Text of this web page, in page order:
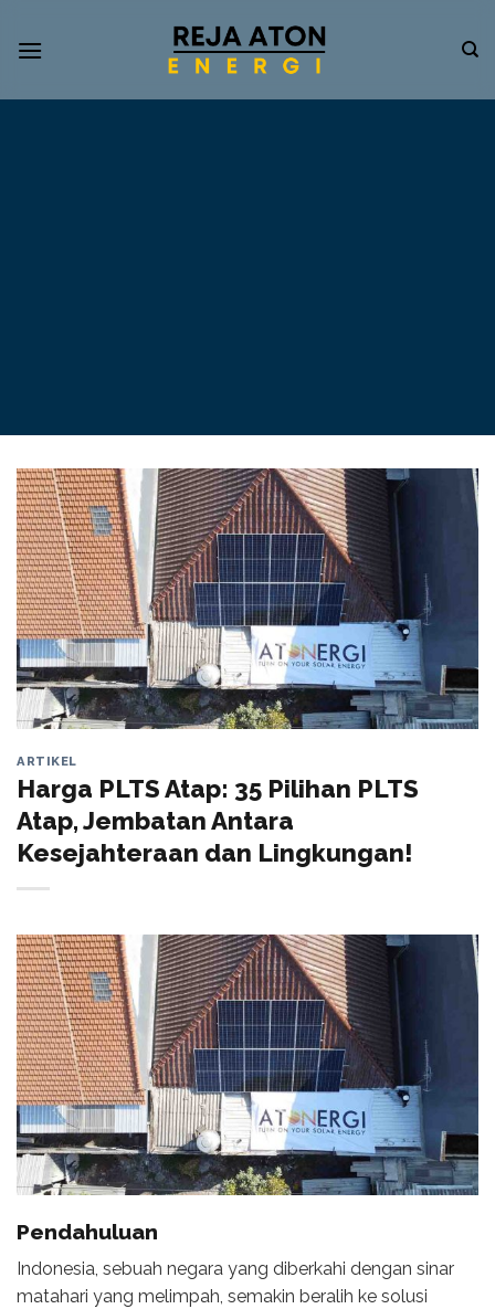
Informasi
ARTIKEL
Harga PLTS Atap: 35 Pilihan PLTS
Atap, Jembatan Antara
Kesejahteraan dan Lingkungan!
Pendahuluan
Indonesia, sebuah negara yang diberkahi dengan sinar
matahari yang melimpah, semakin beralih ke solusi